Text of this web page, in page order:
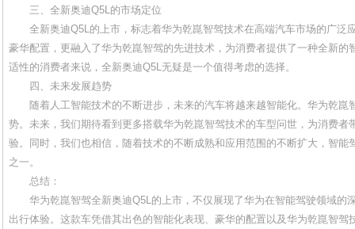
三、全新奥迪Q5L的市场定位
全新奥迪Q5L的上市，标志着华为乾崑智驾技术在高端汽车市场的广泛
豪华配置，更融入了华为乾崑智驾的先进技术，为消费者提供了一种全新的
适性的消费者来说，全新奥迪Q5L无疑是一个值得考虑的选择。
四、未来发展趋势
随着人工智能技术的不断进步，未来的汽车将越来越智能化。华为乾崑
势。未来，我们期待看到更多搭载华为乾崑智驾技术的车型问世，为消费者
验。同时，我们也相信，随着技术的不断成熟和应用范围的不断扩大，智能
之一。
总结：
华为乾崑智驾全新奥迪Q5L的上市，不仅展现了华为在智能驾驶领域的
出行体验。这款车凭借其出色的智能化表现、豪华的配置以及华为乾崑智驾